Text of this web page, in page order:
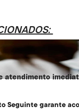
atendimento
Seguinte garante